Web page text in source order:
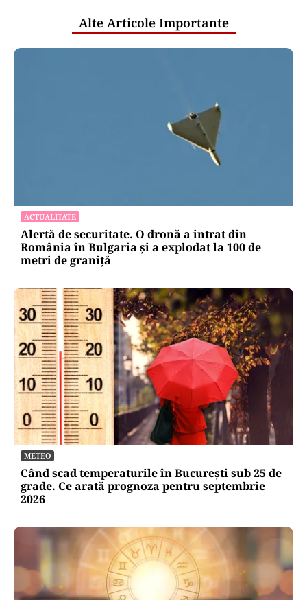
Alte Articole Importante
ACTUALITATE
Alertă de securitate. O dronă a intrat din
România în Bulgaria şi a explodat la 100 de
metri de graniţă
METEO
Când scad temperaturile în București sub 25 de
grade. Ce arată prognoza pentru septembrie
2026